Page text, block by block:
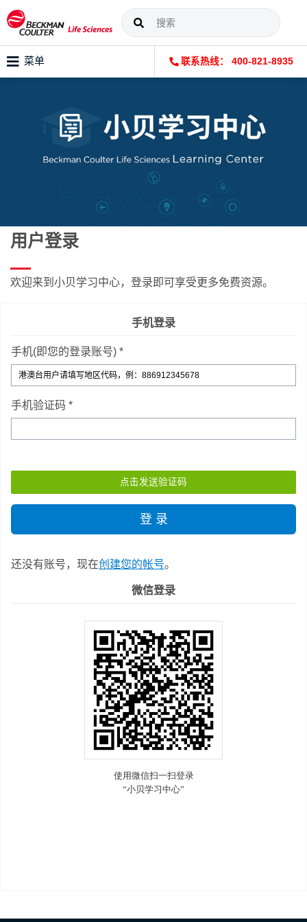
菜单 联系热线： 400-821-8935
用户登录
欢迎来到小贝学习中心，登录即可享受更多免费资源。
手机登录
手机(即您的登录账号) *
手机验证码 *
还没有账号，现在创建您的帐号。
微信登录